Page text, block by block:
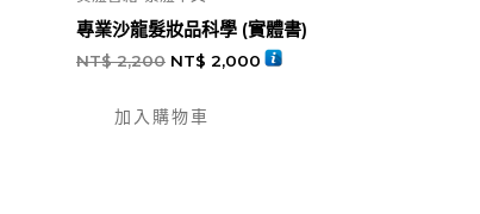
專業沙龍髮妝品科學 (實體書)
NT$2,200 NT$ 2,000
加入購物車